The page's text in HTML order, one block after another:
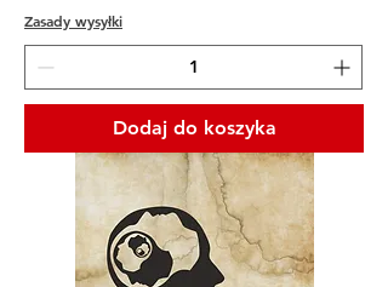
Zasady wysyłki
Dodaj do koszyka